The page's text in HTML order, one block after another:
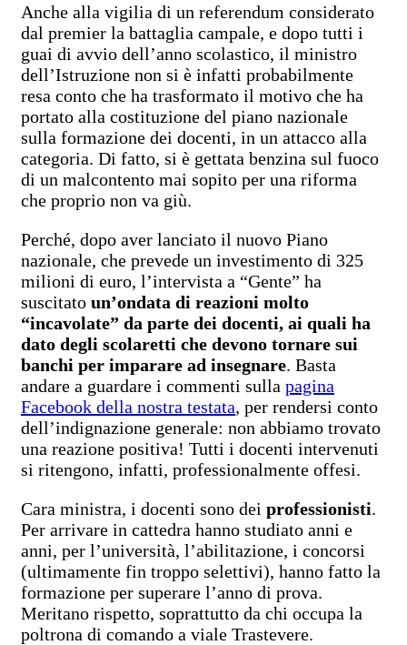
Anche alla vigilia di un referendum considerato
dal premier la battaglia campale, e dopo tutti i
guai di avvio dell’anno scolastico, il ministro
dell’Istruzione non si è infatti probabilmente
resa conto che ha trasformato il motivo che ha
portato alla costituzione del piano nazionale
sulla formazione dei docenti, in un attacco alla
categoria. Di fatto, si è gettata benzina sul fuoco
di un malcontento mai sopito per una riforma
che proprio non va giù.
Perché, dopo aver lanciato il nuovo Piano
nazionale, che prevede un investimento di 325
milioni di euro, l’intervista a “Gente” ha
suscitato un’ondata di reazioni molto
“incavolate” da parte dei docenti, ai quali ha
dato degli scolaretti che devono tornare sui
banchi per imparare ad insegnare. Basta
andare a guardare i commenti sulla pagina
Facebook della nostra testata, per rendersi conto
dell’indignazione generale: non abbiamo trovato
una reazione positiva! Tutti i docenti intervenuti
si ritengono, infatti, professionalmente offesi.
Cara ministra, i docenti sono dei professionisti.
Per arrivare in cattedra hanno studiato anni e
anni, per l’università, l’abilitazione, i concorsi
(ultimamente fin troppo selettivi), hanno fatto la
formazione per superare l’anno di prova.
Meritano rispetto, soprattutto da chi occupa la
poltrona di comando a viale Trastevere.